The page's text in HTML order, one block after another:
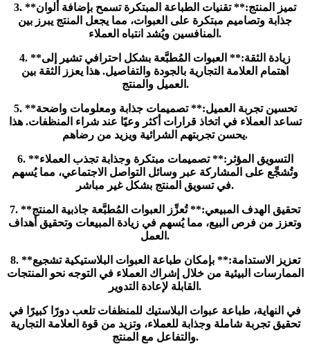
3. **تميز المنتج:** تقنيات الطباعة المبتكرة تسمح بإضافة ألوان
جذابة وتصاميم مبتكرة على العبوات، مما يجعل المنتج يبرز بين
المنافسين ويُشد انتباه العملاء.
4. **زيادة الثقة:** العبوات المُطبَّعة بشكل احترافي تشير إلى
اهتمام العلامة التجارية بالجودة والتفاصيل. هذا يعزز الثقة بين
العميل والمنتج.
5. **تحسين تجربة العميل:** تصميمات جذابة ومعلومات واضحة
تساعد العملاء في اتخاذ قرارات أكثر وعيًا عند شراء المنظفات. هذا
يحسن تجربتهم الشرائية ويزيد من رضاهم.
6. **التسويق المؤثر:** تصميمات مبتكرة وجذابة تجذب العملاء
وتُشجِّع على المشاركة عبر وسائل التواصل الاجتماعي، مما يُسهم
في تسويق المنتج بشكل غير مباشر.
7. **تحقيق الهدف المبيعي:** تُعزِّز العبوات المُطبَّعة جاذبية المنتج
وتعزز من فرص البيع، مما يُسهم في زيادة المبيعات وتحقيق أهداف
العمل.
8. **تعزيز الاستدامة:** بإمكان طباعة العبوات البلاستيكية تشجيع
الممارسات البيئية من خلال إشراك العملاء في التوجه نحو المنتجات
القابلة لإعادة التدوير.
في النهاية، طباعة عبوات البلاستيك للمنظفات تلعب دورًا كبيرًا في
تحقيق تجربة شاملة وجذابة للعملاء، وتزيد من قوة العلامة التجارية
والتفاعل مع المنتج.